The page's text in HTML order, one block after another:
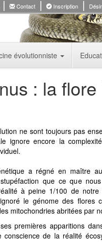
Contact Inscription
évolutionniste
: la
ne sont toujours pas
ignore encore la
a régné en maître
que ce que
à peine 1/100 de
le génome des flores
mitochondries abritées par
premières apparitions
de la réalité